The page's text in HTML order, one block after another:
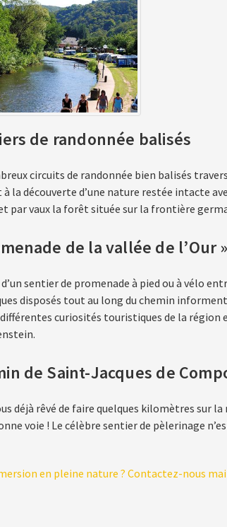
de randonnée balisés
circuits de randonnée bien balisés
la découverte d’une nature restée intacte
par vaux la forêt située sur la frontière
de la vallée de
sentier de promenade à pied ou à vélo
disposés tout au long du chemin
curiosités touristiques de la région
de Saint-Jacques de
déjà rêvé de faire quelques kilomètres sur
voie ! Le célèbre sentier de pèlerinage
en pleine nature ? Contactez-nous